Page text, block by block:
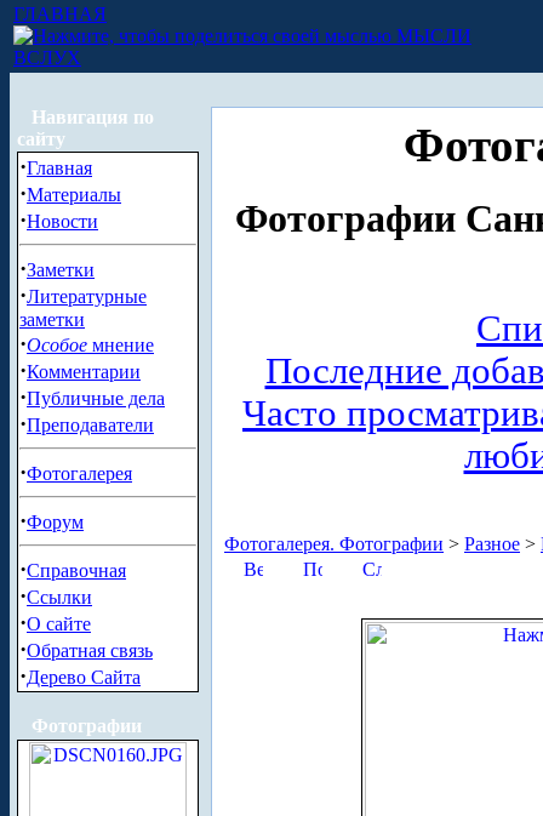
ГЛАВНАЯ
МЫСЛИ
ВСЛУХ
Навигация по
сайту
·Главная
·Материалы
·Новости
·Заметки
·Литературные
заметки
·Особое мнение
·Комментарии
·Публичные дела
·Преподаватели
·Фотогалерея
·Форум
·Справочная
·Ссылки
·О сайте
·Обратная связь
·Дерево Сайта
Фотографии
Фотографии
Последние
Часто
Фотогалерея. Фотографии > Разное >